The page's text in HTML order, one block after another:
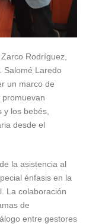
Rodríguez,
Salomé Laredo
un marco de
los bebés,
desde el
la asistencia al
énfasis en la
La colaboración
de
entre gestores